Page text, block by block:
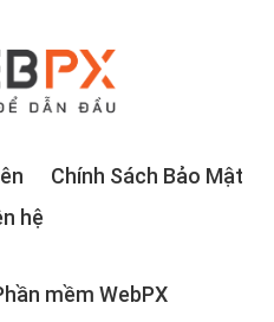
Chính Sách Bảo Mật
hệ
mềm WebPX